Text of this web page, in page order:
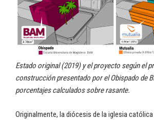
Estado original (2019) y el proyecto según el
construcción presentado por el Obispado de
porcentajes calculados sobre rasante.
Originalmente, la diócesis de la iglesia